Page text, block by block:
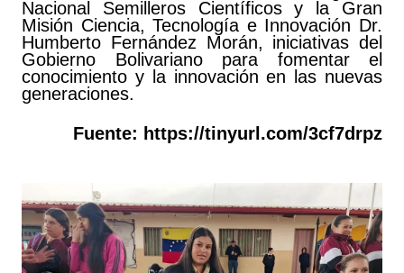
Nacional Semilleros Científicos y la Gran
Misión Ciencia, Tecnología e Innovación Dr.
Humberto Fernández Morán, iniciativas del
Gobierno Bolivariano para fomentar el
conocimiento y la innovación en las nuevas
generaciones.
Fuente: https://tinyurl.com/3cf7drpz